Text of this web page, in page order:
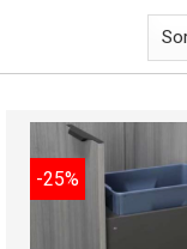
-25%